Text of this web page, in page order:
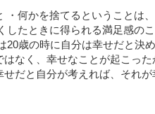
・何かを捨てるということは
したときに得られる満足感の
20歳の時に自分は幸せだと決
なく、幸せなことが起こっ
だと自分が考えれば、それが